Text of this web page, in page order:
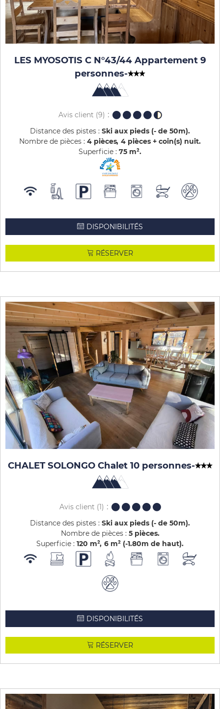
LES MYOSOTIS C N°43/44 Appartement 9
personnes-
Avis client (9)
Distance des pistes : Ski aux pieds (- de 50m)
Nombre de pièces : 4 pièces 4 pièces + coin(s) nuit
Superficie : 75 m²
DISPONIBILITÉS
RÉSERVER
CHALET SOLONGO Chalet 10 personnes-
Avis client (1)
Distance des pistes : Ski aux pieds (- de 50m)
Nombre de pièces : 5 pièces
Superficie : 120 m² 6 m² (-1.80m de haut)
DISPONIBILITÉS
RÉSERVER